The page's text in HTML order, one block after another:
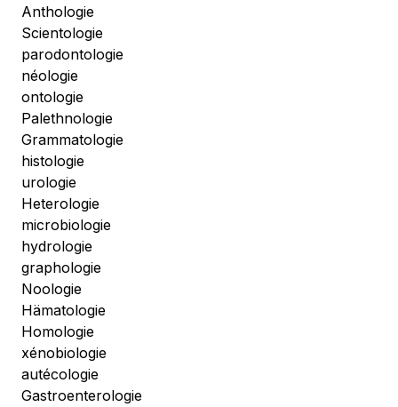
Anthologie
Scientologie
parodontologie
néologie
ontologie
Palethnologie
Grammatologie
histologie
urologie
Heterologie
microbiologie
hydrologie
graphologie
Noologie
Hämatologie
Homologie
xénobiologie
autécologie
Gastroenterologie